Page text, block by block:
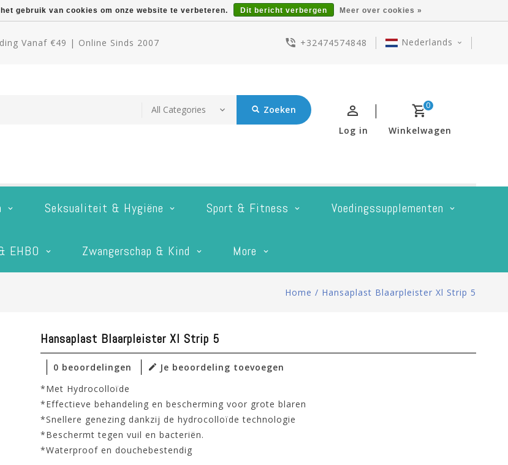
Vanaf €49 | Online Sinds 2007 +32474574848 Nederlands
Zoeken 0
Winkelwagen
Log in
Seksualiteit & Hygiëne Sport & Fitness Voedingssupplementen
EHBO Zwangerschap & Kind More
Home / Hansaplast Blaarpleister Xl Strip 5
Hansaplast Blaarpleister Xl Strip 5
0 beoordelingen
Je beoordeling toevoegen
*Met Hydrocolloïde
*Effectieve behandeling en bescherming voor grote blaren
*Snellere genezing dankzij de hydrocolloïde technologie
*Beschermt tegen vuil en bacteriën.
*Waterproof en douchebestendig
gebruik van cookies om onze website te verbeteren. Dit bericht verbergen Meer over cookies »